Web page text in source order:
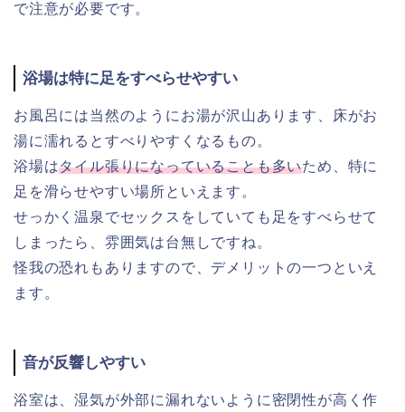
で注意が必要です。
浴場は特に足をすべらせやすい
お風呂には当然のようにお湯が沢山あります、床がお
湯に濡れるとすべりやすくなるもの。
浴場はタイル張りになっていることも多いため、特に
足を滑らせやすい場所といえます。
せっかく温泉でセックスをしていても足をすべらせて
しまったら、雰囲気は台無しですね。
怪我の恐れもありますので、デメリットの一つといえ
ます。
音が反響しやすい
浴室は、湿気が外部に漏れないように密閉性が高く作